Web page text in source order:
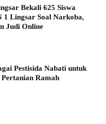
Bekali 625 Siswa
1 Lingsar Soal Narkoba,
Judi Online
Pestisida Nabati untuk
Ramah